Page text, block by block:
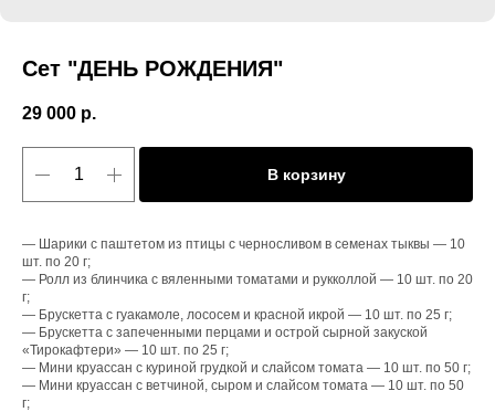
Сет "ДЕНЬ РОЖДЕНИЯ"
29 000 р.
В корзину
— Шарики с паштетом из птицы с черносливом в семенах тыквы — 10
шт. по 20 г;
— Ролл из блинчика с вяленными томатами и рукколлой — 10 шт. по 20
г;
— Брускетта с гуакамоле, лососем и красной икрой — 10 шт. по 25 г;
— Брускетта с запеченными перцами и острой сырной закуской
«Тирокафтери» — 10 шт. по 25 г;
— Мини круассан с куриной грудкой и слайсом томата — 10 шт. по 50 г;
— Мини круассан с ветчиной, сыром и слайсом томата — 10 шт. по 50
г;